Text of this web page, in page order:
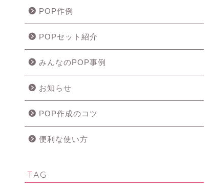
POP作例
POPセット紹介
みんなのPOP事例
お知らせ
POP作成のコツ
便利な使い方
TAG